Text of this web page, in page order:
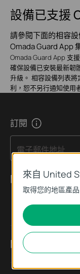
設備已支援
請參閱下面的相容
Omada Guard App
Omada Guard App 支
確保設備已安裝最新韌
升級。 相容設備列表
利，恕不另行通知使用
訂閱
電子郵件地址
關注我們
關於
來自 United
取得您的地區產